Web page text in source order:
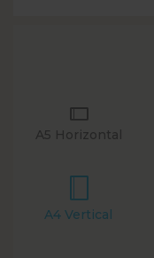
A5 Horizontal
A4 Vertical